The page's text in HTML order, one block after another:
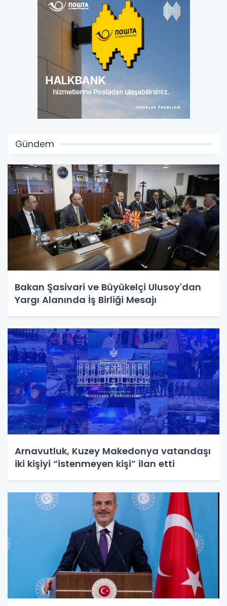
Gündem
Bakan Şasivari ve Büyükelçi Ulusoy'dan
Yargı Alanında İş Birliği Mesajı
Arnavutluk, Kuzey Makedonya vatandaşı
iki kişiyi “istenmeyen kişi” ilan etti